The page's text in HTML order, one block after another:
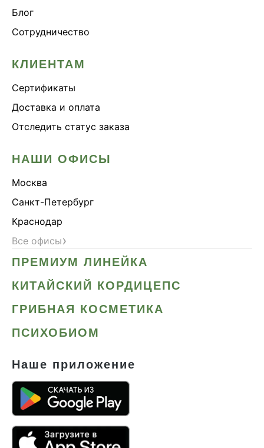
Блог
Сотрудничество
КЛИЕНТАМ
Сертификаты
Доставка и оплата
Отследить статус заказа
НАШИ ОФИСЫ
Москва
Санкт-Петербург
Краснодар
Все офисы›
ПРЕМИУМ ЛИНЕЙКА
КИТАЙСКИЙ КОРДИЦЕПС
ГРИБНАЯ КОСМЕТИКА
ПСИХОБИОМ
Наше приложение